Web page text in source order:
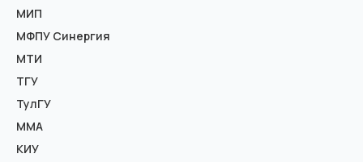
МИП
МФПУ Синергия
МТИ
ТГУ
ТулГУ
ММА
КИУ